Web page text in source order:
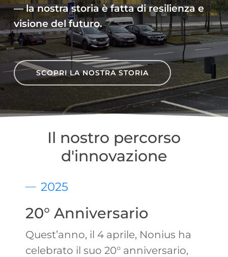
— la nostra storia è fatta di resilienza e
visione del futuro.
SCOPRI LA NOSTRA STORIA
Il nostro percorso
d'innovazione
2025
20° Anniversario
Quest’anno, il 4 aprile, Nonius ha
celebrato il suo 20° anniversario,